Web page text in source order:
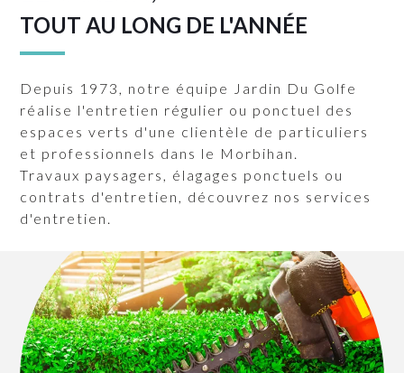
TOUT AU LONG DE L'ANNÉE
Depuis 1973, notre équipe Jardin Du Golfe
réalise l'entretien régulier ou ponctuel des
espaces verts d'une clientèle de particuliers
et professionnels dans le Morbihan.
Travaux paysagers, élagages ponctuels ou
contrats d'entretien, découvrez nos services
d'entretien.